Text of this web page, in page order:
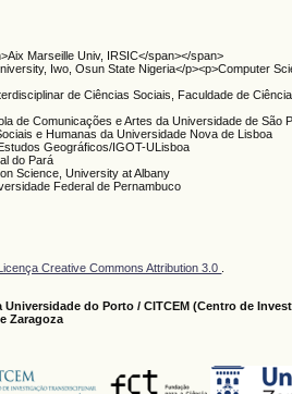
Marseille Univ, IRSIC</span></span>
Iwo, Osun State Nigeria</p><p>Computer
de Ciências Sociais, Faculdade de
de Comunicações e Artes da Universidade de São
e Humanas da Universidade Nova de Lisboa
Geográficos/IGOT-ULisboa
do Pará
Science, University at Albany
Federal de Pernambuco
Licença Creative Commons Attribution 3.0
Universidade do Porto / CITCEM (Centro de
Zaragoza